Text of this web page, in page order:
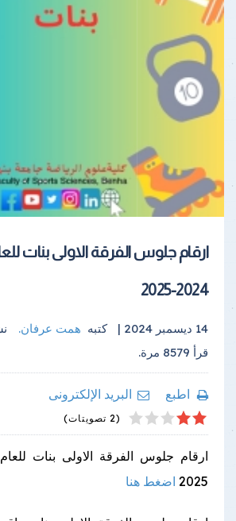
ارقام جلوس الفرقة الاولى بنات
2024-2025
14 ديسمبر 2024 | كتبه همت عرفان.
قرأ 8579 مرة.
اطبع
البريد الإلكترونى
1
2
3
4
5 (2 تصويتات)
2025 اضغط هنا